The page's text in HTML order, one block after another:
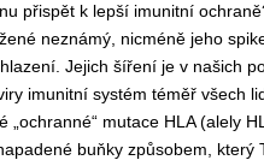
přispět k lepší imunitní
neznámý, nicméně jeho
Jejich šíření je v našich
imunitní systém téměř všech
„ochranné“ mutace HLA (alely
buňky způsobem,